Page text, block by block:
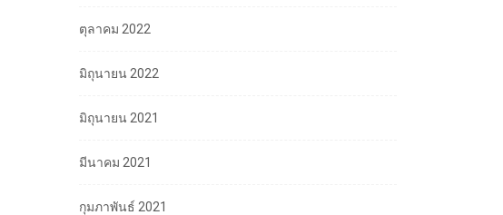
ตุลาคม 2022
มิถุนายน 2022
มิถุนายน 2021
มีนาคม 2021
กุมภาพันธ์ 2021